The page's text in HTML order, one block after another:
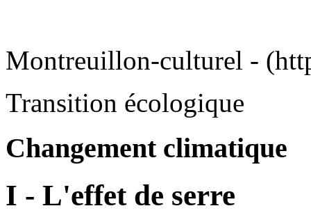
Montreuillon-culturel -
Transition écologique
Changement climatique
I - L'effet de serre